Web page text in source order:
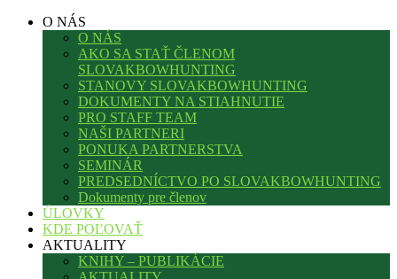
O NÁS
O NÁS
AKO SA STAŤ ČLENOM
SLOVAKBOWHUNTING
STANOVY SLOVAKBOWHUNTING
DOKUMENTY NA STIAHNUTIE
PRO STAFF TEAM
NAŠI PARTNERI
PONUKA PARTNERSTVA
SEMINÁR
PREDSEDNÍCTVO PO SLOVAKBOWHUNTING
Dokumenty pre členov
ÚLOVKY
KDE POĽOVAŤ
AKTUALITY
KNIHY – PUBLIKÁCIE